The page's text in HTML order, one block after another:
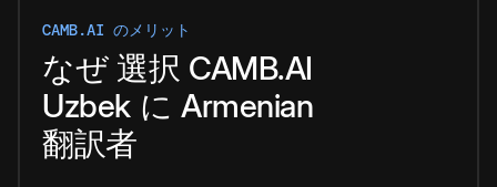
CAMB.AI のメリット
なぜ 選択 CAMB.AI
Uzbek に Armenian
翻訳者